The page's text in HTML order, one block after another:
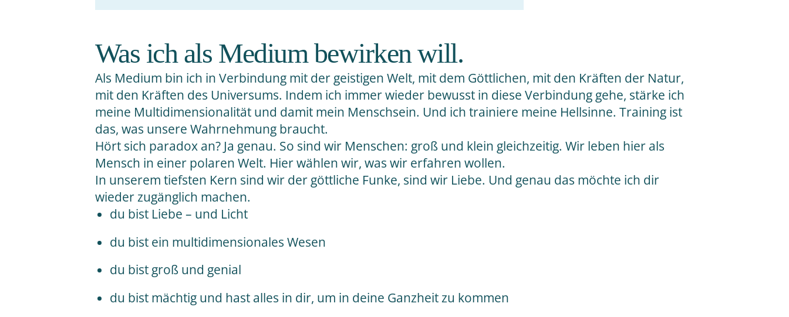
Was ich als Medium bewirken will.
Als Medium bin ich in Verbindung mit der geistigen Welt, mit dem Göttlichen, mit den Kräften der Natur,
mit den Kräften des Universums. Indem ich immer wieder bewusst in diese Verbindung gehe, stärke ich
meine Multidimensionalität und damit mein Menschsein. Und ich trainiere meine Hellsinne. Training ist
das, was unsere Wahrnehmung braucht.
Hört sich paradox an? Ja genau. So sind wir Menschen: groß und klein gleichzeitig. Wir leben hier als
Mensch in einer polaren Welt. Hier wählen wir, was wir erfahren wollen.
In unserem tiefsten Kern sind wir der göttliche Funke, sind wir Liebe. Und genau das möchte ich dir
wieder zugänglich machen.
du bist Liebe – und Licht
du bist ein multidimensionales Wesen
du bist groß und genial
du bist mächtig und hast alles in dir, um in deine Ganzheit zu kommen